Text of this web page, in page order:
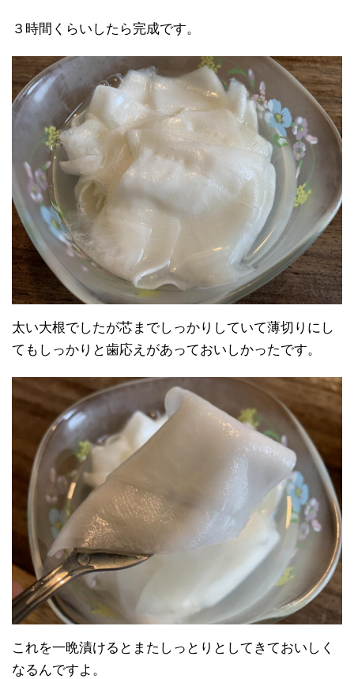
３時間くらいしたら完成です。
太い大根でしたが芯までしっかりしていて薄切りにし
てもしっかりと歯応えがあっておいしかったです。
これを一晩漬けるとまたしっとりとしてきておいしく
なるんですよ。